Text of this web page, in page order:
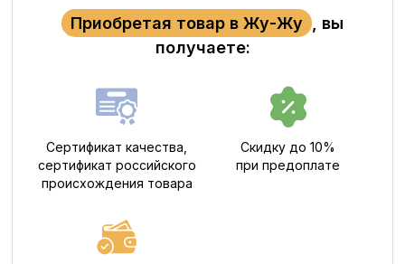
Приобретая товар в Жу-Жу
, вы
получаете:
Сертификат качества,
сертификат российского
происхождения товара
Скидку до 10%
при предоплате